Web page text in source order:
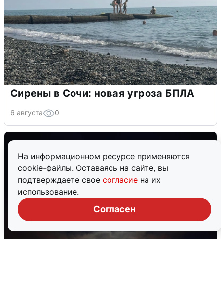
На информационном ресурсе применяются
cookie-файлы. Оставаясь на сайте, вы
подтверждаете свое согласие на их
использование.
Согласен
Сирены в Сочи: новая угроза БПЛА
6 августа 0